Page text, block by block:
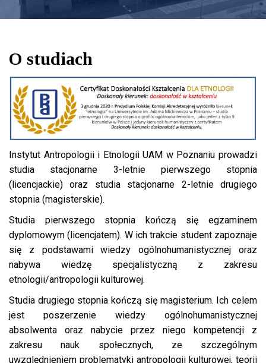
O studiach
Instytut Antropologii i Etnologii UAM w Poznaniu prowadzi
studia stacjonarne 3-letnie pierwszego stopnia
(licencjackie) oraz studia stacjonarne 2-letnie drugiego
stopnia (magisterskie).
Studia pierwszego stopnia kończą się egzaminem
dyplomowym (licencjatem). W ich trakcie student zapoznaje
się z podstawami wiedzy ogólnohumanistycznej oraz
nabywa wiedzę specjalistyczną z zakresu
etnologii/antropologii kulturowej.
Studia drugiego stopnia kończą się magisterium. Ich celem
jest poszerzenie wiedzy ogólnohumanistycznej
absolwenta oraz nabycie przez niego kompetencji z
zakresu nauk społecznych, ze szczególnym
uwzględnieniem problematyki antropologii kulturowej, teorii